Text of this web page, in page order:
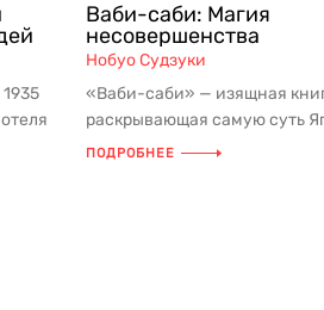
Ваби-саби: Магия
несовершенства
Нобуо Судзуки
«Ваби-саби» — изящная
раскрывающая самую суть
прекрасный подарок для всех
ПОДРОБНЕЕ